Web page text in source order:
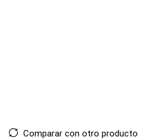
Comparar con otro producto